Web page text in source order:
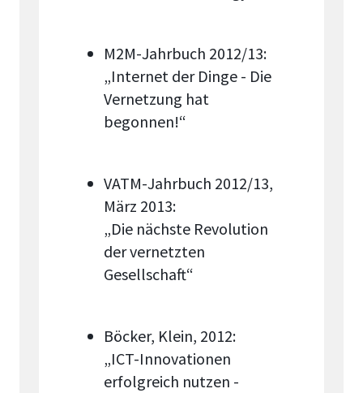
M2M-Jahrbuch 2012/13:
„Internet der Dinge - Die
Vernetzung hat
begonnen!“
VATM-Jahrbuch 2012/13,
März 2013:
„Die nächste Revolution
der vernetzten
Gesellschaft“
Böcker, Klein, 2012:
„ICT-Innovationen
erfolgreich nutzen -